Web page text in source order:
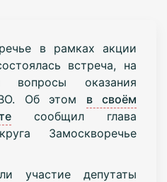
в рамках акции
встреча, на
вопросы оказания
Об этом в своём
сообщил глава
Замоскворечье
участие депутаты